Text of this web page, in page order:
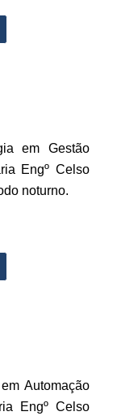
em Gestão
Engº Celso
noturno.
Automação
Engº Celso